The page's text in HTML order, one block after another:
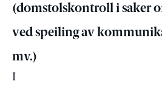
(domstolskontroll i saker
ved speiling av
mv.)
I